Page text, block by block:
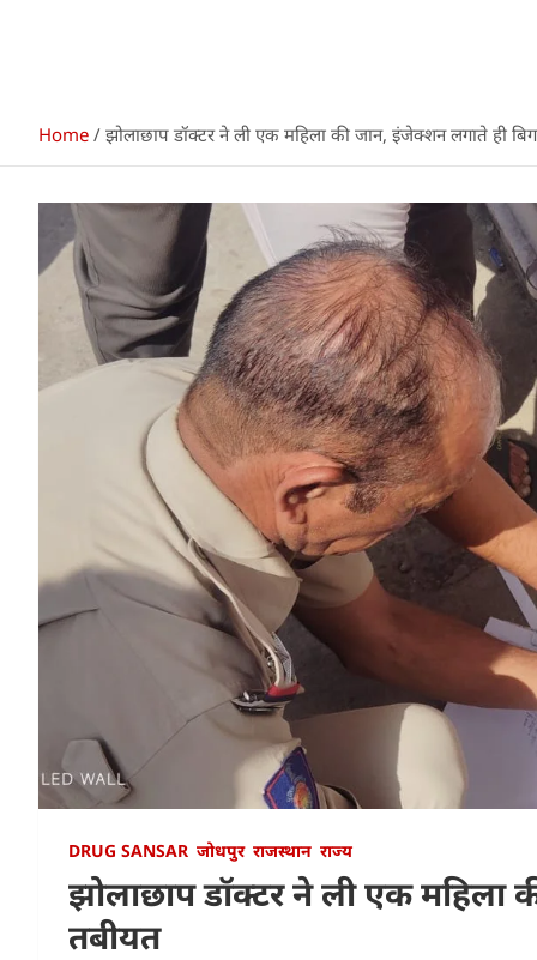
Home झोलाछाप डॉक्टर ने ली एक महिला की जान, इंजेक्शन लगाते ही
DRUG SANSAR जोधपुर राजस्थान राज्य
झोलाछाप डॉक्टर ने ली एक महिला
तबीयत